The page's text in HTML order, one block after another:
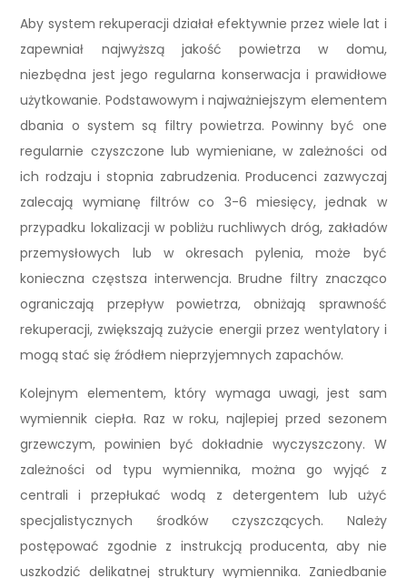
Aby system rekuperacji działał efektywnie przez wiele lat i
zapewniał najwyższą jakość powietrza w domu,
niezbędna jest jego regularna konserwacja i prawidłowe
użytkowanie. Podstawowym i najważniejszym elementem
dbania o system są filtry powietrza. Powinny być one
regularnie czyszczone lub wymieniane, w zależności od
ich rodzaju i stopnia zabrudzenia. Producenci zazwyczaj
zalecają wymianę filtrów co 3-6 miesięcy, jednak w
przypadku lokalizacji w pobliżu ruchliwych dróg, zakładów
przemysłowych lub w okresach pylenia, może być
konieczna częstsza interwencja. Brudne filtry znacząco
ograniczają przepływ powietrza, obniżają sprawność
rekuperacji, zwiększają zużycie energii przez wentylatory i
mogą stać się źródłem nieprzyjemnych zapachów.
Kolejnym elementem, który wymaga uwagi, jest sam
wymiennik ciepła. Raz w roku, najlepiej przed sezonem
grzewczym, powinien być dokładnie wyczyszczony. W
zależności od typu wymiennika, można go wyjąć z
centrali i przepłukać wodą z detergentem lub użyć
specjalistycznych środków czyszczących. Należy
postępować zgodnie z instrukcją producenta, aby nie
uszkodzić delikatnej struktury wymiennika. Zaniedbanie